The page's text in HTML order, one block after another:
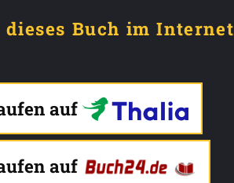
dieses Buch im Internet
auf
auf